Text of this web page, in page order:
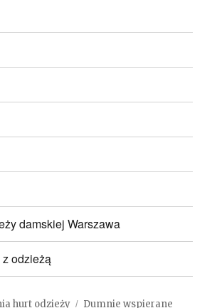
damskiej Warszawa
odzieżą
hurt odzieży Dumnie wspierane